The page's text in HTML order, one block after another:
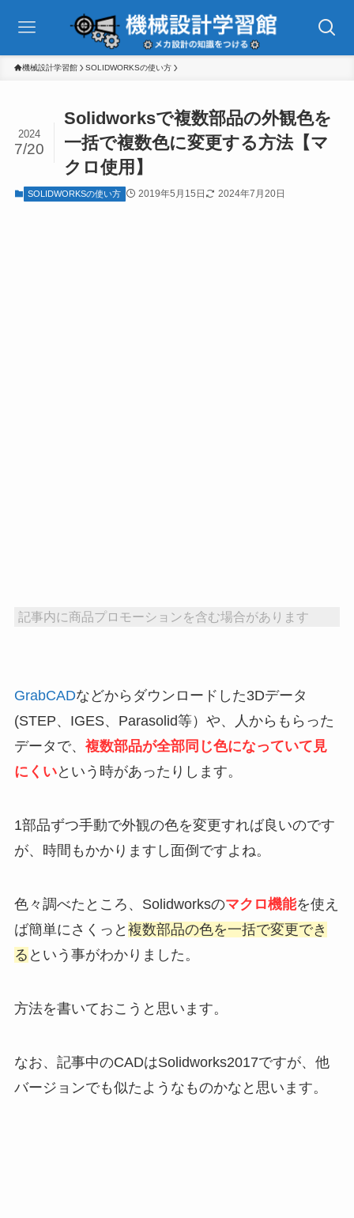
機械設計学習館 SOLIDWORKSの使い方
Solidworksで複数部品の外観色を
一括で複数色に変更する方法【マ
クロ使用】
2024
7/20
SOLIDWORKSの使い方 2019年5月15日 2024年7月20日
記事内に商品プロモーションを含む場合があります
GrabCADなどからダウンロードした3Dデータ
(STEP、IGES、Parasolid等）や、人からもらった
データで、 複数部品が全部同じ色になっていて見
にくいという時があったりします。
1部品ずつ手動で外観の色を変更すれば良いのです
が、時間もかかりますし面倒ですよね。
色々調べたところ、Solidworksのマクロ機能を使え
ば簡単にさくっと 複数部品の色を一括で変更でき
る という事がわかりました。
方法を書いておこうと思います。
なお、記事中のCADはSolidworks2017ですが、他
バージョンでも似たようなものかなと思います。